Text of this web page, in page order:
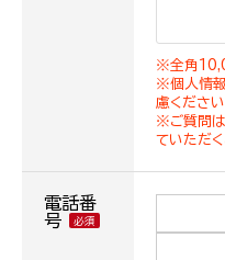
※全角
※個人情
慮ください
※ご質問は
ていただく
電話番
号